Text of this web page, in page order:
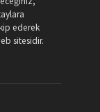
ederek
sitesidir.